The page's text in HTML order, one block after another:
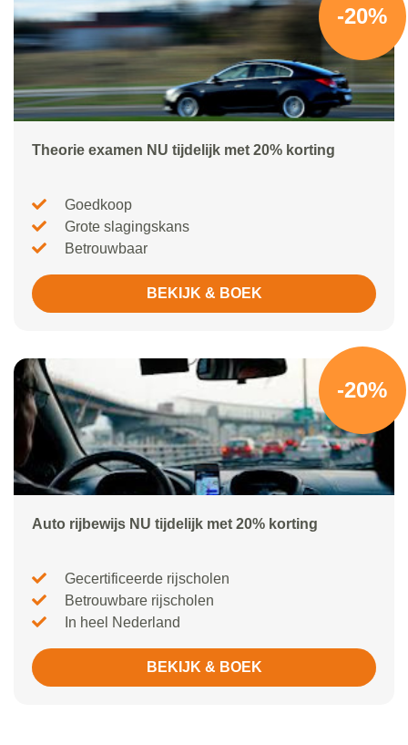
-20%
Theorie examen NU tijdelijk met 20% korting
Goedkoop
Grote slagingskans
Betrouwbaar
BEKIJK & BOEK
-20%
Auto rijbewijs NU tijdelijk met 20% korting
Gecertificeerde rijscholen
Betrouwbare rijscholen
In heel Nederland
BEKIJK & BOEK